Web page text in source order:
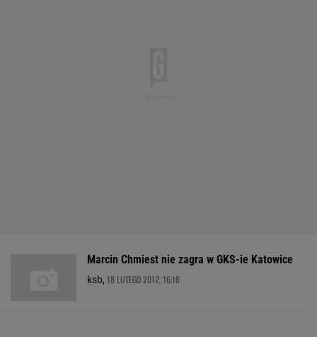
Marcin Chmiest nie zagra w GKS-ie Katowice
ksb, 18 LUTEGO 2012, 16:18